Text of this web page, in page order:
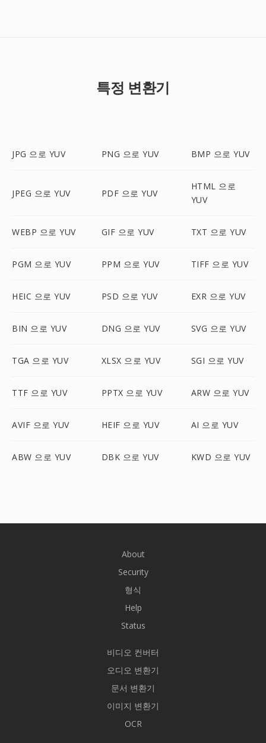
특정 변환기
JPG 으로 YUV PNG 으로 YUV BMP 으로 YUV
JPEG 으로 YUV PDF 으로 YUV
HTML 으로
YUV
WEBP 으로 YUV GIF 으로 YUV TXT 으로 YUV
PGM 으로 YUV PPM 으로 YUV TIFF 으로 YUV
HEIC 으로 YUV PSD 으로 YUV EXR 으로 YUV
BIN 으로 YUV DNG 으로 YUV SVG 으로 YUV
TGA 으로 YUV XLSX 으로 YUV SGI 으로 YUV
TTF 으로 YUV PPTX 으로 YUV ARW 으로 YUV
AVIF 으로 YUV HEIF 으로 YUV AI 으로 YUV
ABW 으로 YUV DBK 으로 YUV KWD 으로 YUV
About
Security
형식
Help
Status
비디오 컨버터
오디오 변환기
문서 변환기
이미지 변환기
OCR